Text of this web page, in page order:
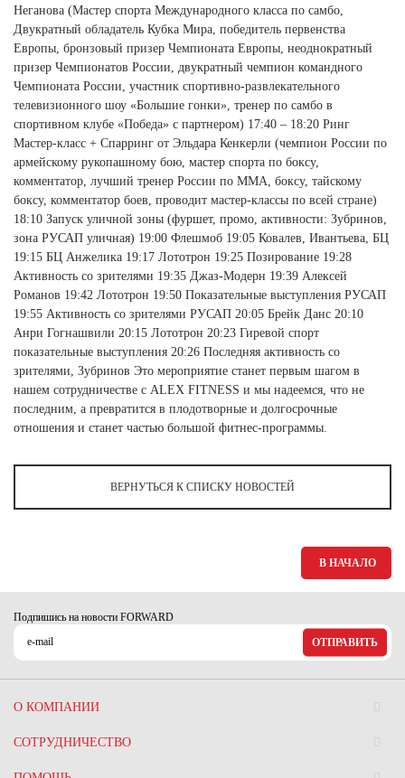
Неганова (Мастер спорта Международного класса по самбо,
Двукратный обладатель Кубка Мира, победитель первенства
Европы, бронзовый призер Чемпионата Европы, неоднократный
призер Чемпионатов России, двукратный чемпион командного
Чемпионата России, участник спортивно-развлекательного
телевизионного шоу «Большие гонки», тренер по самбо в
спортивном клубе «Победа» с партнером) 17:40 – 18:20 Ринг
Мастер-класс + Спарринг от Эльдара Кенкерли (чемпион России по
армейскому рукопашному бою, мастер спорта по боксу,
комментатор, лучший тренер России по ММА, боксу, тайскому
боксу, комментатор боев, проводит мастер-классы по всей стране)
18:10 Запуск уличной зоны (фуршет, промо, активности: Зубринов,
зона РУСАП уличная) 19:00 Флешмоб 19:05 Ковалев, Ивантьева, БЦ
19:15 БЦ Анжелика 19:17 Лототрон 19:25 Позирование 19:28
Активность со зрителями 19:35 Джаз-Модерн 19:39 Алексей
Романов 19:42 Лототрон 19:50 Показательные выступления РУСАП
19:55 Активность со зрителями РУСАП 20:05 Брейк Данс 20:10
Анри Гогнашвили 20:15 Лототрон 20:23 Гиревой спорт
показательные выступления 20:26 Последняя активность со
зрителями, Зубринов Это мероприятие станет первым шагом в
нашем сотрудничестве с ALEX FITNESS и мы надеемся, что не
последним, а превратится в плодотворные и долгосрочные
отношения и станет частью большой фитнес-программы.
ВЕРНУТЬСЯ К СПИСКУ НОВОСТЕЙ
В НАЧАЛО
Подпишись на новости FORWARD
ОТПРАВИТЬ
О КОМПАНИИ
СОТРУДНИЧЕСТВО